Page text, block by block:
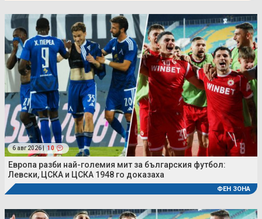
6 авг 2026 | 10
Европа разби най-големия мит за българския футбол:
Левски, ЦСКА и ЦСКА 1948 го доказаха
ФЕН ЗОНА